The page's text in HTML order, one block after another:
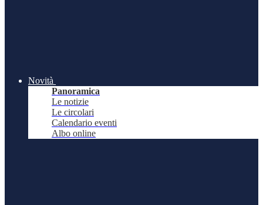
Novità
Panoramica
Le notizie
Le circolari
Calendario eventi
Albo online